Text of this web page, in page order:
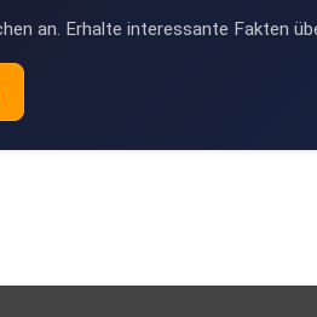
an. Erhalte interessante Fakten